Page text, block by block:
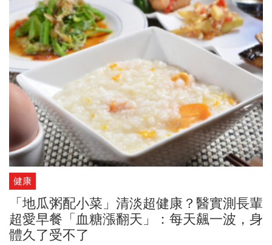
健康
「地瓜粥配小菜」清淡超健康？醫實測長輩
超愛早餐「血糖漲翻天」：每天飆一波，身
體久了受不了